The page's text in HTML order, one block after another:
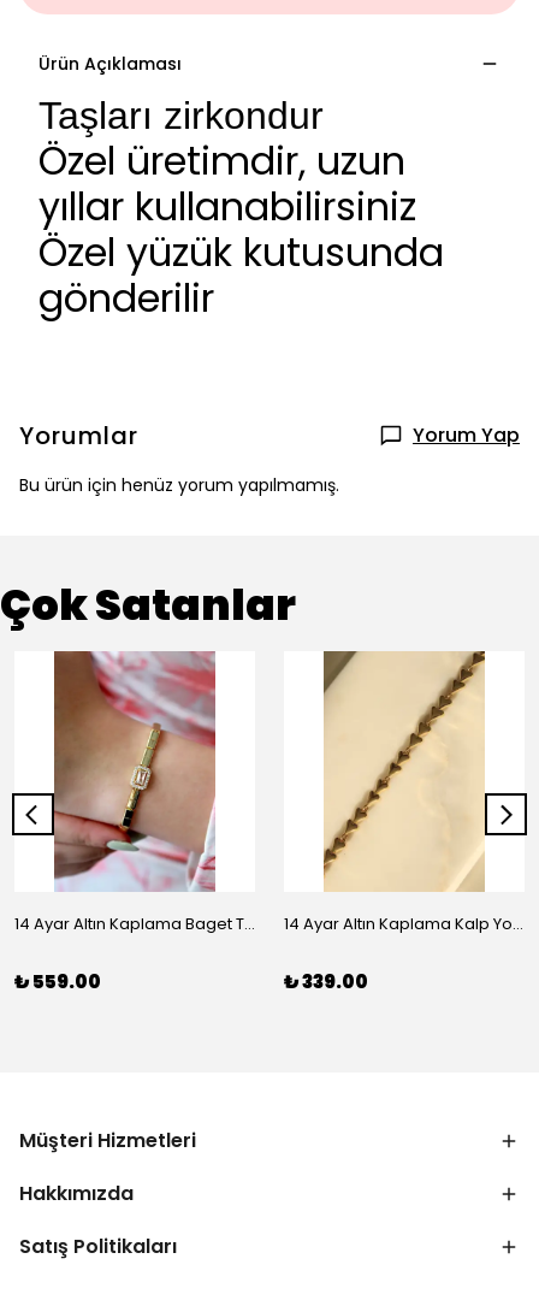
Ürün Açıklaması
Taşları zirkondur
Özel üretimdir, uzun
yıllar kullanabilirsiniz
Özel yüzük kutusunda
gönderilir
Yorumlar Yorum Yap
Bu ürün için henüz yorum yapılmamış.
Çok Satanlar
14 Ayar Altın Kaplama Baget Taşlı Vip Bileklik
₺ 559.00
14 Ayar Altın Kaplama Kalp Yolu Bileklik
₺ 339.00
Müşteri Hizmetleri
Hakkımızda
Satış Politikaları